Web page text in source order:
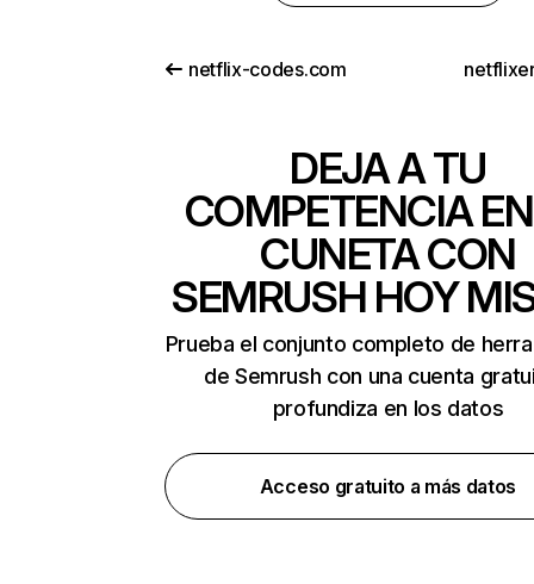
netflix-codes.com
DEJA A TU
COMPETENCIA
CUNETA CON
SEMRUSH HOY
Prueba el conjunto completo de
de Semrush con una cuenta
profundiza en los datos
Acceso gratuito a más datos